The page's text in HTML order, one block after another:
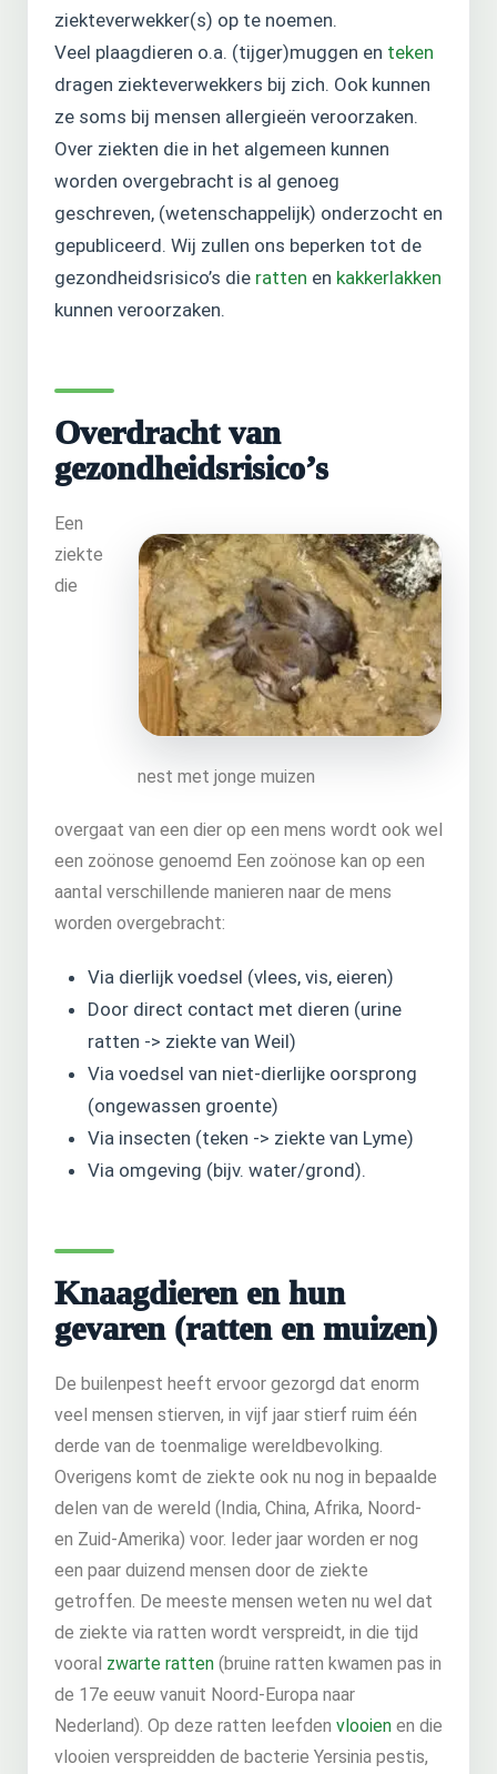
ziekteverwekker(s) op te noemen.
Veel plaagdieren o.a. (tijger)muggen en teken
dragen ziekteverwekkers bij zich. Ook kunnen
ze soms bij mensen allergieën veroorzaken.
Over ziekten die in het algemeen kunnen
worden overgebracht is al genoeg
geschreven, (wetenschappelijk) onderzocht en
gepubliceerd. Wij zullen ons beperken tot de
gezondheidsrisico’s die ratten en kakkerlakken
kunnen veroorzaken.
Overdracht van
gezondheidsrisico’s
nest met jonge muizen
Een
ziekte
die
overgaat van een dier op een mens wordt ook wel
een zoönose genoemd Een zoönose kan op een
aantal verschillende manieren naar de mens
worden overgebracht:
Door direct contact met dieren (urine
Via voedsel van niet-dierlijke oorsprong
Via omgeving (bijv. water/grond)‏.
Knaagdieren en hun
gevaren (ratten en muizen)
De builenpest heeft ervoor gezorgd dat enorm
veel mensen stierven, in vijf jaar stierf ruim één
derde van de toenmalige wereldbevolking.
Overigens komt de ziekte ook nu nog in bepaalde
delen van de wereld (India, China, Afrika, Noord-
en Zuid-Amerika) voor. Ieder jaar worden er nog
een paar duizend mensen door de ziekte
getroffen. De meeste mensen weten nu wel dat
de ziekte via ratten wordt verspreidt, in die tijd
vooral zwarte ratten (bruine ratten kwamen pas in
de 17e eeuw vanuit Noord-Europa naar
Nederland). Op deze ratten leefden vlooien en die
vlooien verspreidden de bacterie Yersinia pestis,